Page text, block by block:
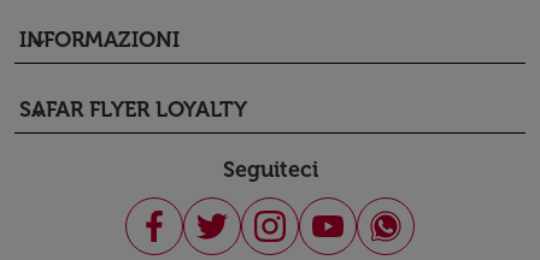
INFORMAZIONI
keyboard_arrow_down
SAFAR FLYER LOYALTY
keyboard_arrow_down
Seguiteci